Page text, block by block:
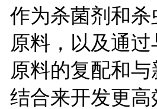
作为杀菌剂和
原料，以及通
原料的复配和
结合来开发更高